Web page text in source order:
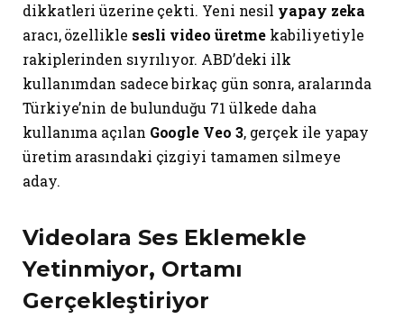
dikkatleri üzerine çekti. Yeni nesil yapay zeka
aracı, özellikle sesli video üretme kabiliyetiyle
rakiplerinden sıyrılıyor. ABD’deki ilk
kullanımdan sadece birkaç gün sonra, aralarında
Türkiye’nin de bulunduğu 71 ülkede daha
kullanıma açılan Google Veo 3, gerçek ile yapay
üretim arasındaki çizgiyi tamamen silmeye
aday.
Videolara Ses Eklemekle
Yetinmiyor, Ortamı
Gerçekleştiriyor